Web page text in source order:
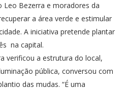
Bezerra e moradores da
a área verde e estimular
A iniciativa pretende plantar
na capital.
verificou a estrutura do local,
pública, conversou com
das mudas. “É uma